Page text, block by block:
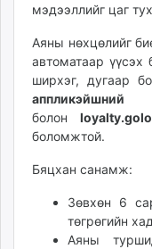
мэдээллийг цаг
Аяны нөхцөлийг
автоматаар үүсэх
ширхэг, дугаар
болон
боломжтой.
Бяцхан санамж:
Зөвхөн 6
төгрөгийн
Аяны